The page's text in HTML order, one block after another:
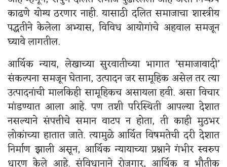
काढणे योग्य ठरणार नाही. यासाठी दलित समाजाचा शास्त्रीय
पद्धतीने केलेला अभ्यास, विविध आयोगांचे अहवाल समजून
घ्यावे लागतील.
आर्थिक न्याय, लेखाच्या सुरवातीच्या भागात ‘समाजावादी’
संकल्पना समजून घेताना, उत्पादन जर सामूहिक असेल तर त्या
उत्पादनांची मालकिही सामूहिकच असायला हवी. असा विचार
मांडण्यात आला आहे. पण तशी परिस्थिती आपल्या देशात
नसल्याने संपत्तीचे समान वाटप न होता, ती काही मुठभर
लोकांच्या हातात जाते. त्यामुळे आर्थित विषमतेची दरी देशात
निर्माण झाली असून, आर्थिक न्यायाच्या प्रश्नाने गंभीर स्वरुप